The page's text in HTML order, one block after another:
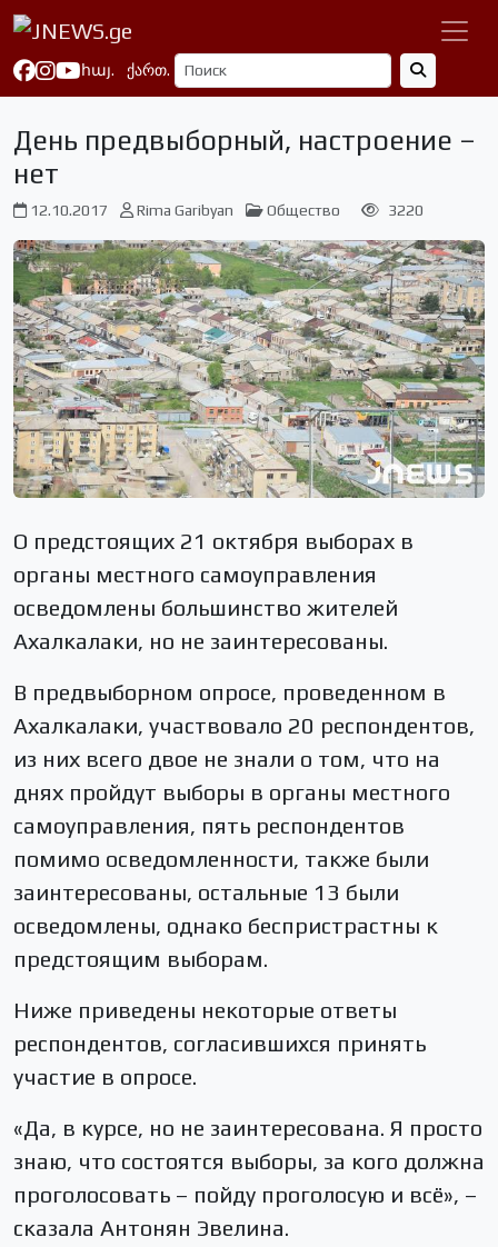
հայ. ქართ.
День предвыборный, настроение –
нет
12.10.2017 Rima Garibyan Общество 3220
О предстоящих 21 октября выборах в
органы местного самоуправления
осведомлены большинство жителей
Ахалкалаки, но не заинтересованы.
В предвыборном опросе, проведенном в
Ахалкалаки, участвовало 20 респондентов,
из них всего двое не знали о том, что на
днях пройдут выборы в органы местного
самоуправления, пять респондентов
помимо осведомленности, также были
заинтересованы, остальные 13 были
осведомлены, однако беспристрастны к
предстоящим выборам.
Ниже приведены некоторые ответы
респондентов, согласившихся принять
участие в опросе.
«Да, в курсе, но не заинтересована. Я просто
знаю, что состоятся выборы, за кого должна
проголосовать – пойду проголосую и всё», –
сказала Антонян Эвелина.